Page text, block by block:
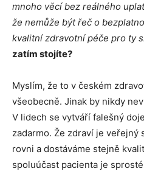
mnoho věcí bez reálného
že nemůže být řeč o
kvalitní zdravotní péče pro ty
zatím stojíte?
Myslím, že to v českém
všeobecně. Jinak by nikdy
V lidech se vytváří falešný
zadarmo. Že zdraví je veřejný
rovni a dostáváme stejně
spoluúčast pacienta je